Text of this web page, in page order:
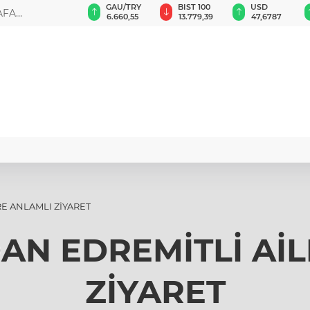
PAZAR
BIST 100
13.779,39
USD
47,6787
EUR
55,1254
ANLAMLI ZİYARET
EDREMİTLİ
ZİYARET